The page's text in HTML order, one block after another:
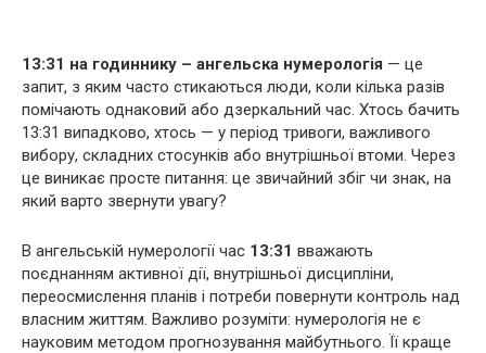
13:31 на годиннику – ангельска нумерологія — це
запит, з яким часто стикаються люди, коли кілька разів
помічають однаковий або дзеркальний час. Хтось бачить
13:31 випадково, хтось — у період тривоги, важливого
вибору, складних стосунків або внутрішньої втоми. Через
це виникає просте питання: це звичайний збіг чи знак, на
який варто звернути увагу?
В ангельській нумерології час 13:31 вважають
поєднанням активної дії, внутрішньої дисципліни,
переосмислення планів і потреби повернути контроль над
власним життям. Важливо розуміти: нумерологія не є
науковим методом прогнозування майбутнього. Її краще